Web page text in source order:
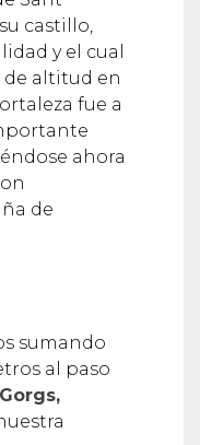
castillo,
y el cual
de altitud en
fue a
ahora
de
sumando
al paso